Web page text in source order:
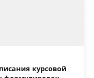
курсовой